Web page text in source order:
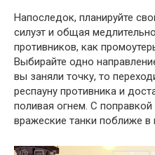
Напоследок, планируйте
силуэт и общая
противников, как
Выбирайте одно
вы заняли точку, то
респауну противника и
поливая огнем. С поправкой
вражеские танки поближе в